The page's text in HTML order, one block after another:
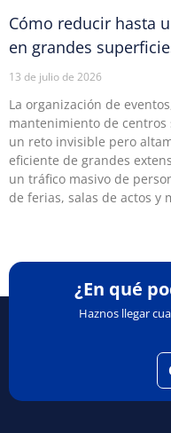
Cómo reducir hasta
en grandes
13 de julio de 2026
La organización de
mantenimiento de
un reto invisible pero
eficiente de grandes
un tráfico masivo de
de ferias, salas de actos y
¿En qué
Haznos llegar